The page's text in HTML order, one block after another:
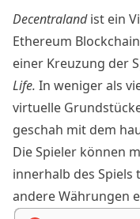
Decentralandist ein
Ethereum
einer Kreuzung der
Life. In weniger als
virtuelle
geschah mit dem
Die Spieler können
innerhalb des Spiels
andere Währungen